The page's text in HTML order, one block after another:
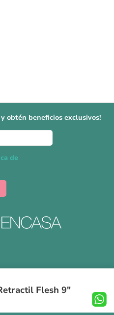
Flesh 9"
obtén beneficios exclusivos!
de